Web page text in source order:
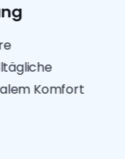
Komfort